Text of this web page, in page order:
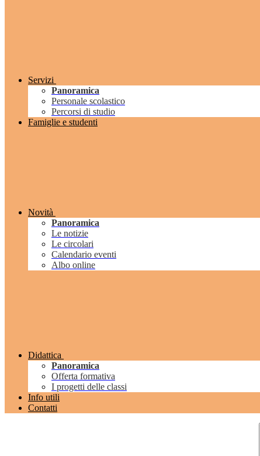
Servizi
Panoramica
Personale scolastico
Percorsi di studio
Famiglie e studenti
Novità
Panoramica
Le notizie
Le circolari
Calendario eventi
Albo online
Didattica
Panoramica
Offerta formativa
I progetti delle classi
Info utili
Contatti